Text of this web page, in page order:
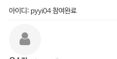
아이디: pyyi04 참여완료